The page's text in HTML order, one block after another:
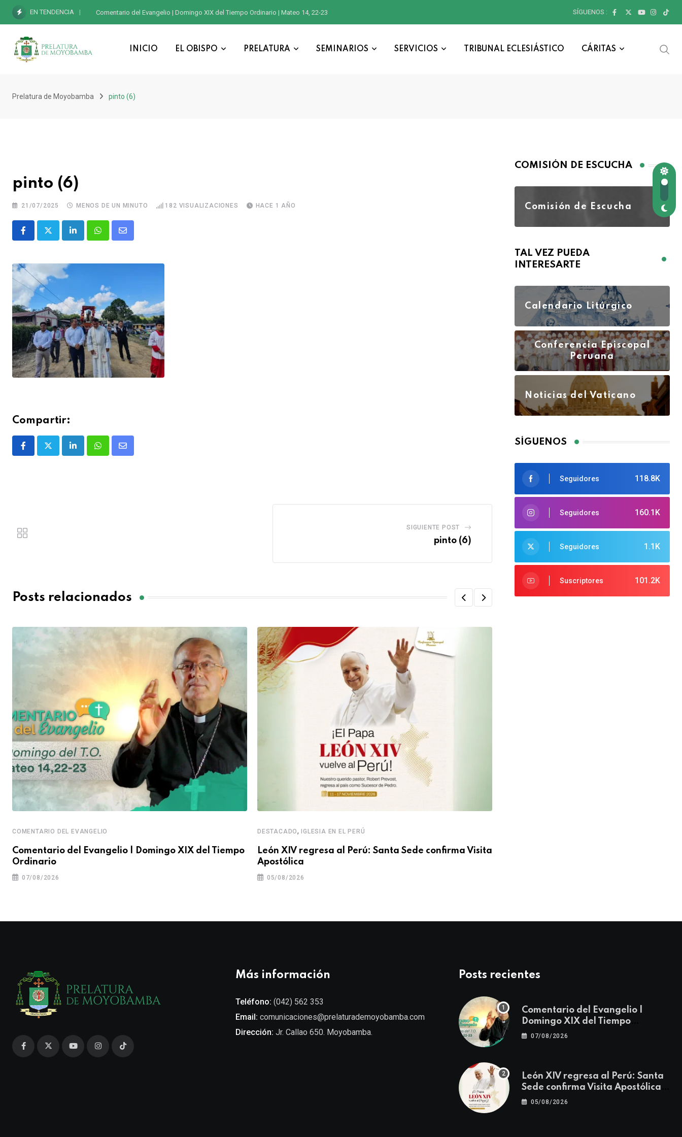
EN TENDENCIA Comentario del Evangelio | Domingo XIX del Tiempo Ordinario | Mateo 14, 22-23 SÍGUENOS :
INICIO EL OBISPO PRELATURA SEMINARIOS SERVICIOS TRIBUNAL ECLESIÁSTICO CÁRITAS
Prelatura de Moyobamba pinto (6)
pinto (6)
21/07/2025 MENOS DE UN MINUTO 182 VISUALIZACIONES HACE 1 AÑO
Compartir:
SIGUIENTE POST
pinto (6)
Posts relacionados
COMENTARIO DEL EVANGELIO
Comentario del Evangelio | Domingo XIX del Tiempo
Ordinario
07/08/2026
DESTACADO,IGLESIA EN EL PERÚ
León XIV regresa al Perú: Santa Sede confirma Visita
Apostólica
05/08/2026
COMISIÓN DE ESCUCHA
Comisión de Escucha
TAL VEZ PUEDA
INTERESARTE
Calendario Litúrgico
Conferencia Episcopal
Peruana
Noticias del Vaticano
SÍGUENOS
118.8K
Seguidores
160.1K
Seguidores
1.1K
Seguidores
101.2K
Suscriptores
Más información
Teléfono: (042) 562 353
Email: comunicaciones@prelaturademoyobamba.com
Dirección: Jr. Callao 650. Moyobamba.
Posts recientes
Comentario del Evangelio |
Domingo XIX del Tiempo
Ordinario | Mateo 14, 22-23
07/08/2026
León XIV regresa al Perú: Santa
Sede confirma Visita Apostólica
del 11 al 17 de noviembre
05/08/2026